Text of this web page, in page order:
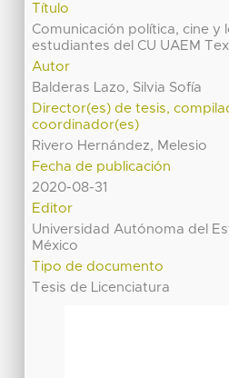
Título
Comunicación política, cine y
estudiantes del CU UAEM
Autor
Balderas Lazo, Silvia Sofía
Director(es) de tesis,
coordinador(es)
Rivero Hernández, Melesio
Fecha de publicación
2020-08-31
Editor
Universidad Autónoma del
México
Tipo de documento
Tesis de Licenciatura